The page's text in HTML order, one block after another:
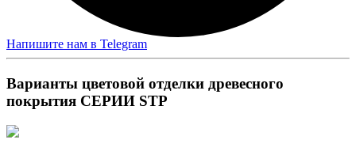
Напишите нам в Telegram
Варианты цветовой отделки древесного
покрытия СЕРИИ STP